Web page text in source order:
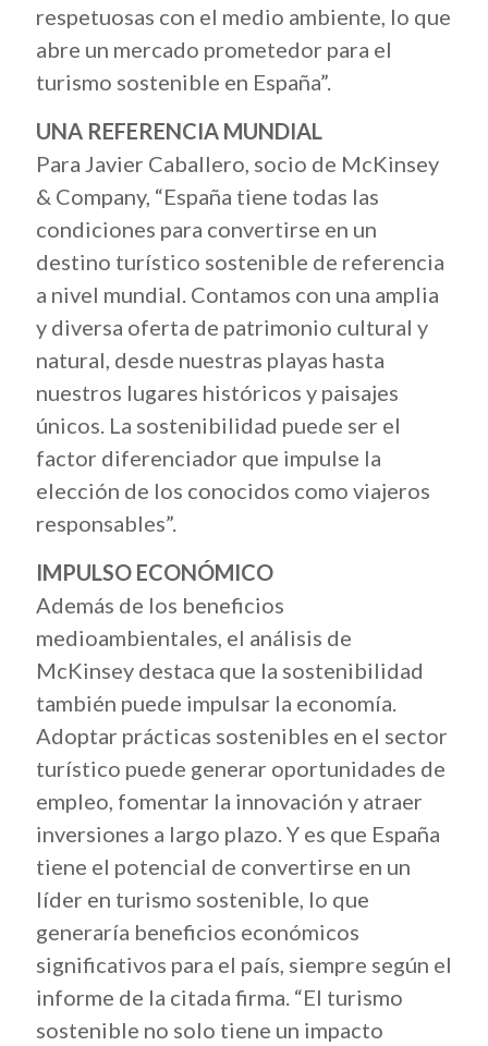
respetuosas con el medio ambiente, lo que
abre un mercado prometedor para el
turismo sostenible en España”.
UNA REFERENCIA MUNDIAL
Para Javier Caballero, socio de McKinsey
& Company, “España tiene todas las
condiciones para convertirse en un
destino turístico sostenible de referencia
a nivel mundial. Contamos con una amplia
y diversa oferta de patrimonio cultural y
natural, desde nuestras playas hasta
nuestros lugares históricos y paisajes
únicos. La sostenibilidad puede ser el
factor diferenciador que impulse la
elección de los conocidos como viajeros
responsables”.
IMPULSO ECONÓMICO
Además de los beneficios
medioambientales, el análisis de
McKinsey destaca que la sostenibilidad
también puede impulsar la economía.
Adoptar prácticas sostenibles en el sector
turístico puede generar oportunidades de
empleo, fomentar la innovación y atraer
inversiones a largo plazo. Y es que España
tiene el potencial de convertirse en un
líder en turismo sostenible, lo que
generaría beneficios económicos
significativos para el país, siempre según el
informe de la citada firma. “El turismo
sostenible no solo tiene un impacto